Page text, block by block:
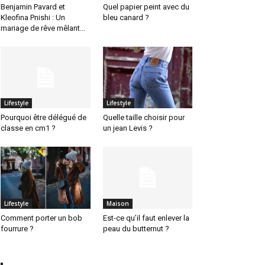
Benjamin Pavard et
Kleofina Pnishi : Un
mariage de rêve mêlant...
Quel papier peint avec du
bleu canard ?
Lifestyle
Pourquoi être délégué de
classe en cm1 ?
Lifestyle
Quelle taille choisir pour
un jean Levis ?
Lifestyle
Comment porter un bob
fourrure ?
Maison
Est-ce qu’il faut enlever la
peau du butternut ?